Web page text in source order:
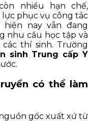
nhiều hạn chế,
phục vụ công tác
hiện nay vẫn đang
nhu cầu học tập và
thí sinh. Trường
sinh Trung cấp Y
có thể làm
gốc xuất xứ từ